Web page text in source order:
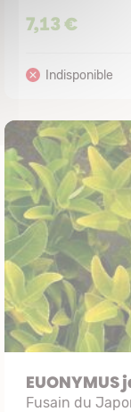
7,13 €
Fusain du